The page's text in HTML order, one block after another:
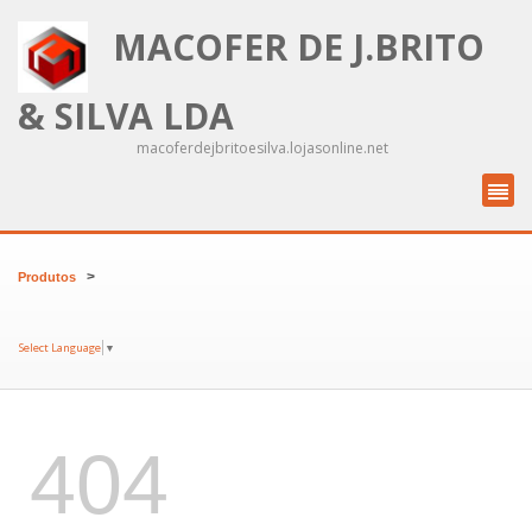
MACOFER DE J.BRITO
& SILVA LDA
macoferdejbritoesilva.lojasonline.net
Produtos >
Select Language ▼